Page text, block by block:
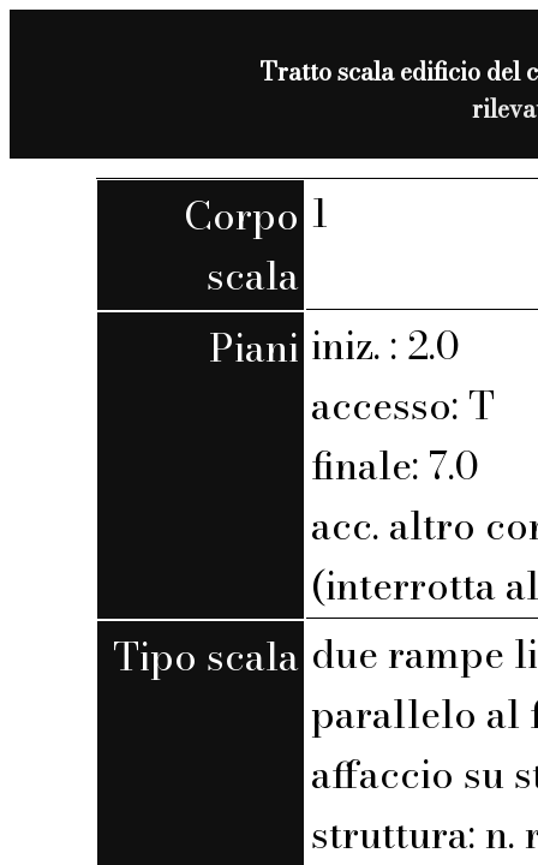
Tratto scala edificio del
Corpo
scala
1
Piani iniz. : 2.0
accesso: T
finale: 7.0
acc. altro
(interrotta
Tipo scala due rampe
parallelo al
affaccio su
struttura: n.